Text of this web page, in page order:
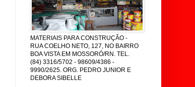
MATERIAIS PARA CONSTRUÇÃO -
RUA COELHO NETO, 127, NO BAIRRO
BOA VISTA EM MOSSORÓ/RN. TEL.
(84) 3316/5702 - 98609/4386 -
9990/2625. ORG. PEDRO JUNIOR E
DEBORA SIBELLE